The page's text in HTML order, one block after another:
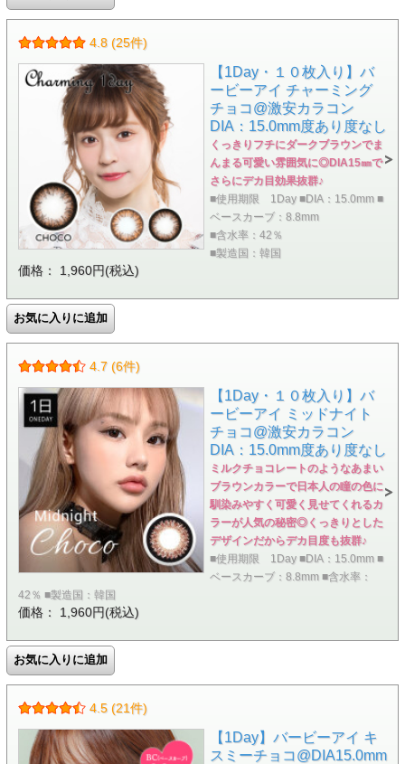
4.8 (25件)
【1Day・１０枚入り】バ
ービーアイ チャーミング
チョコ@激安カラコン
DIA：15.0mm度あり度なし
くっきりフチにダークブラウンでま
んまる可愛い雰囲気に◎DIA15㎜で
さらにデカ目効果抜群♪
■使用期限 1Day ■DIA：15.0mm ■
ベースカーブ：8.8mm
■含水率：42％
■製造国：韓国
価格： 1,960円(税込)
4.7 (6件)
【1Day・１０枚入り】バ
ービーアイ ミッドナイト
チョコ@激安カラコン
DIA：15.0mm度あり度なし
ミルクチョコレートのようなあまい
ブラウンカラーで日本人の瞳の色に
馴染みやすく可愛く見せてくれるカ
ラーが人気の秘密◎くっきりとした
デザインだからデカ目度も抜群♪
■使用期限 1Day ■DIA：15.0mm ■
ベースカーブ：8.8mm ■含水率：
42％ ■製造国：韓国
価格： 1,960円(税込)
4.5 (21件)
【1Day】バービーアイ キ
スミーチョコ@DIA15.0mm